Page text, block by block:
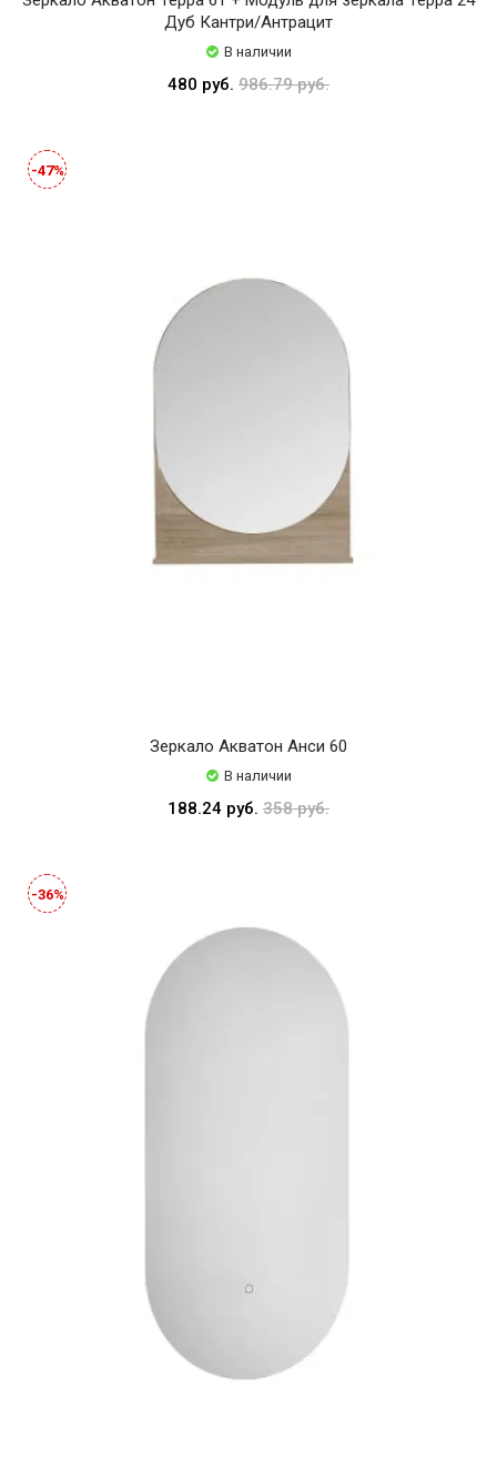
Дуб Кантри/Антрацит
В наличии
480 руб. 986.79 руб.
-47%
Зеркало Акватон Анси 60
В наличии
188.24 руб. 358 руб.
-36%